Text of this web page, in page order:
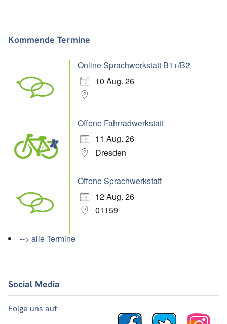
Kommende Termine
Online Sprachwerkstatt B1+/B2
10 Aug. 26
Offene Fahrradwerkstatt
11 Aug. 26
Dresden
Offene Sprachwerkstatt
12 Aug. 26
01159
--> alle Termine
Social Media
Folge uns auf